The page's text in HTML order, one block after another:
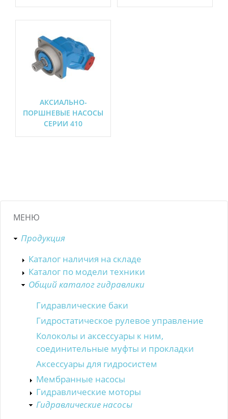
АКСИАЛЬНО-
ПОРШНЕВЫЕ НАСОСЫ
СЕРИИ 410
МЕНЮ
Продукция
Каталог наличия на складе
Каталог по модели техники
Общий каталог гидравлики
Гидравлические баки
Гидростатическое рулевое управление
Колоколы и аксессуары к ним,
соединительные муфты и прокладки
Аксессуары для гидросистем
Мембранные насосы
Гидравлические моторы
Гидравлические насосы